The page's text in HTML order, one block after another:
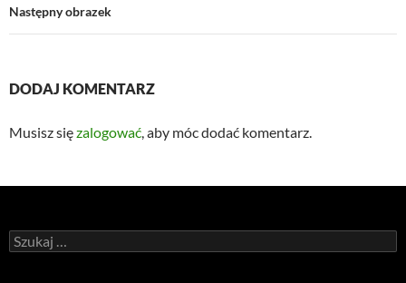
Następny obrazek
DODAJ KOMENTARZ
Musisz sięzalogować, aby móc dodać komentarz.
Szukaj: